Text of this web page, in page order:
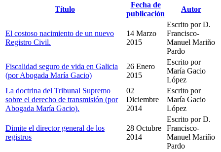
Título
Fecha de
publicación
Autor
El costoso nacimiento de un nuevo
Registro Civil.
14 Marzo
2015
Escrito por D.
Francisco-
Manuel Mariño
Pardo
Fiscalidad seguro de vida en Galicia
(por Abogada María Gacio)
26 Enero
2015
Escrito por
María Gacio
López
La doctrina del Tribunal Supremo
sobre el derecho de transmisión (por
Abogada María Gacio).
02
Diciembre
2014
Escrito por
María Gacio
López
Dimite el director general de los
registros
28 Octubre
2014
Escrito por D.
Francisco-
Manuel Mariño
Pardo